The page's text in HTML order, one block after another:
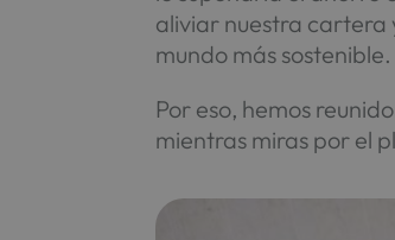
aliviar nuestra cartera
mundo más sostenible.
Por eso, hemos
mientras miras por el